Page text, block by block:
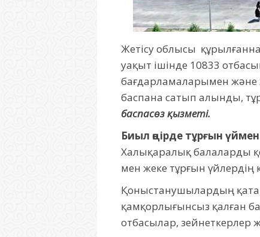
Жетісу облысы
уақыт ішінде 10833
бағдарламаларымен және
баспана сатып алынды,
баспасөз қызметі.
Биыл өңірде тұрғын
Халықаралық балаларды
мен жеке тұрғын
Қоныстанушылардың
қамқорлығынсыз қалған
отбасылар, зейнеткерлер